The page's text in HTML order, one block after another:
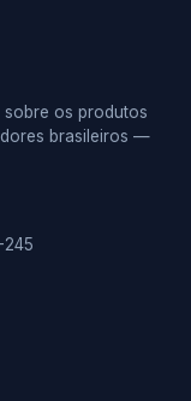
sobre os produtos
brasileiros —
245